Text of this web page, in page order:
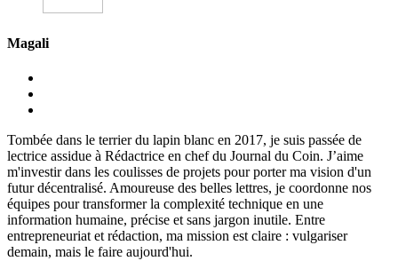
Magali
Tombée dans le terrier du lapin blanc en 2017, je suis passée de
lectrice assidue à Rédactrice en chef du Journal du Coin. J’aime
m'investir dans les coulisses de projets pour porter ma vision d'un
futur décentralisé. Amoureuse des belles lettres, je coordonne nos
équipes pour transformer la complexité technique en une
information humaine, précise et sans jargon inutile. Entre
entrepreneuriat et rédaction, ma mission est claire : vulgariser
demain, mais le faire aujourd'hui.